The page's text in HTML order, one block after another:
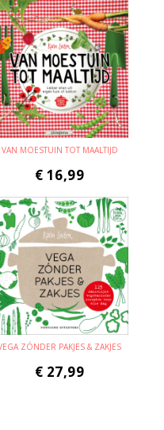
VAN MOESTUIN TOT MAALTIJD
€ 16,99
ZÓNDER PAKJES & ZAKJES
€ 27,99